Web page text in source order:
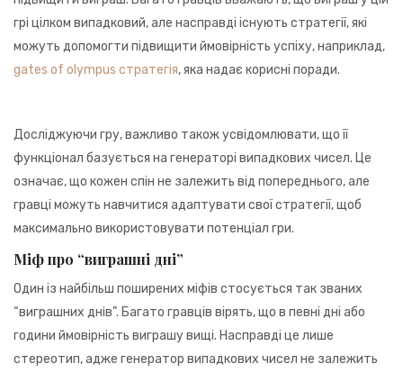
грі цілком випадковий, але насправді існують стратегії, які
можуть допомогти підвищити ймовірність успіху, наприклад,
gates of olympus стратегія, яка надає корисні поради.
Досліджуючи гру, важливо також усвідомлювати, що її
функціонал базується на генераторі випадкових чисел. Це
означає, що кожен спін не залежить від попереднього, але
гравці можуть навчитися адаптувати свої стратегії, щоб
максимально використовувати потенціал гри.
Міф про “виграшні дні”
Один із найбільш поширених міфів стосується так званих
“виграшних днів”. Багато гравців вірять, що в певні дні або
години ймовірність виграшу вищі. Насправді це лише
стереотип, адже генератор випадкових чисел не залежить